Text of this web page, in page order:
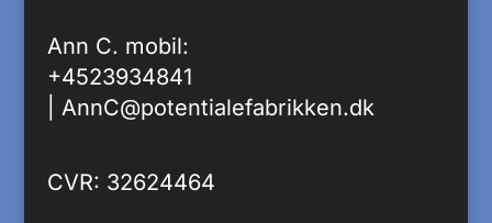
Ann C. mobil:
+4523934841
AnnC@potentialefabrikken.dk
CVR: 32624464